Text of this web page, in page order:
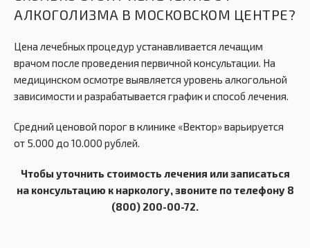
АЛКОГОЛИЗМА В МОСКОВСКОМ ЦЕНТРЕ?
Цена лечебных процедур устанавливается лечащим
врачом после проведения первичной консультации. На
медицинском осмотре выявляется уровень алкогольной
зависимости и разрабатывается график и способ лечения.
Средний ценовой порог в клинике «Вектор» варьируется
от 5.000 до 10.000 рублей.
Чтобы уточнить стоимость лечения или записаться
на консультацию к наркологу, звоните по телефону 8
(800) 200-00-72.